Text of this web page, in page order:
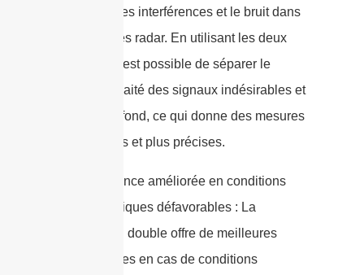
à atténuer les interférences et le bruit dans
les systèmes radar. En utilisant les deux
polarités, il est possible de séparer le
signal souhaité des signaux indésirables et
du bruit de fond, ce qui donne des mesures
plus propres et plus précises.
5. Performance améliorée en conditions
météorologiques défavorables : La
polarisation double offre de meilleures
performances en cas de conditions